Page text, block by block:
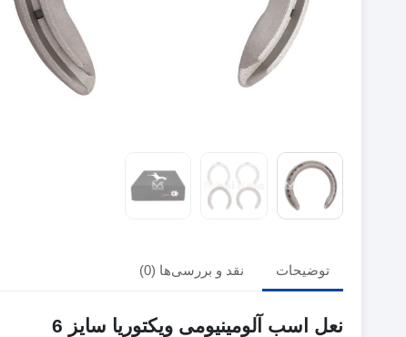
توضیحات نقد و بررسی‌ها (0)
نعل اسب آلومینیومی ویکتوریا سایز 6